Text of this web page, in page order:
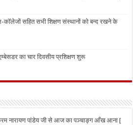
सहित सभी शिक्षण संस्थानों को बन्द रखने के
का चार दिवसीय प्रशिक्षण शुरू
नारायण पांडेय जी से आज का पञ्चाङ्ग आँख आना [